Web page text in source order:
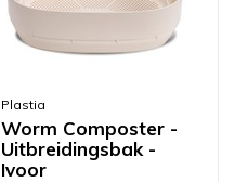
Plastia
Worm Composter -
Uitbreidingsbak -
Ivoor